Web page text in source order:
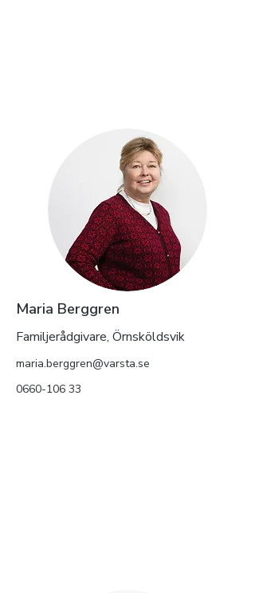
Maria Berggren
Familjerådgivare, Örnsköldsvik
maria.berggren@varsta.se
0660-106 33